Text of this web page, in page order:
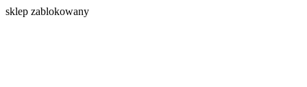
sklep zablokowany